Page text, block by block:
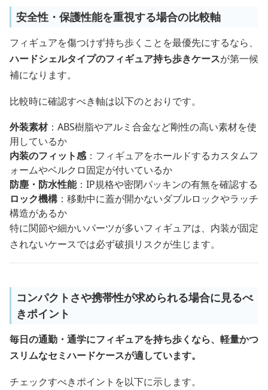
安全性・保護性能を重視する場合の比較軸
フィギュアを傷つけず持ち歩くことを最優先にするなら、
ハードシェルタイプのフィギュア持ち歩きケースが第一候
補になります。
比較時に確認すべき軸は以下のとおりです。
外装素材：ABS樹脂やアルミ合金など剛性の高い素材を使
用しているか
内装のフィット感：フィギュアをホールドするカスタムフ
ォームやベルクロ固定が付いているか
防塵・防水性能：IP規格や密閉パッキンの有無を確認する
ロック機構 ：移動中に蓋が開かないダブルロックやラッチ
構造があるか
特に関節や細かいパーツが多いフィギュアは、内装が固定
されないケースでは必ず破損リスクが生じます。
コンパクトさや携帯性が求められる場合に見るべ
きポイント
毎日の通勤・通学にフィギュアを持ち歩くなら、軽量かつ
スリムなセミハードケースが適しています。
チェックすべきポイントを以下に示します。